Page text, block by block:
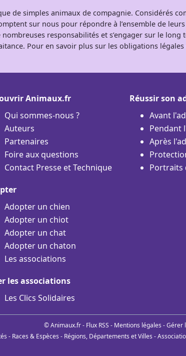
de simples animaux de compagnie. Considérés
sur nous pour répondre à l’ensemble de
responsabilités et s’engager sur le
Pour en savoir plus sur les obligations
Animaux.fr
Qui sommes-nous ?
Auteurs
Partenaires
Foire aux questions
Contact Presse et Technique
Adopter un chien
Adopter un chiot
Adopter un chat
Adopter un chaton
Les associations
les associations
Les Clics Solidaires
Réussir son
Avant
Pendant
Après
Portraits
© Animaux.fr - Flux RSS - Mentions légales -Gérer
- Races & Espèces - Régions, Départements et Villes -